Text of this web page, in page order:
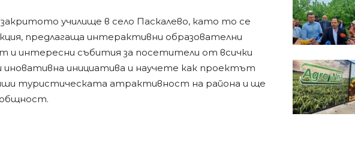
училище в село Паскалево, като то се
предлагаща интерактивни образователни
и интересни събития за посетители от всички
инициатива и научете как проектът
туристическата атрактивност на района и ще